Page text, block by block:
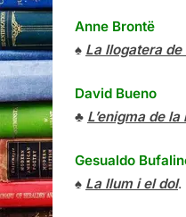
Anne Brontë
♠ La llogatera
David Bueno
♣ L’enigma de
Gesualdo
♠ La llum i el dol.